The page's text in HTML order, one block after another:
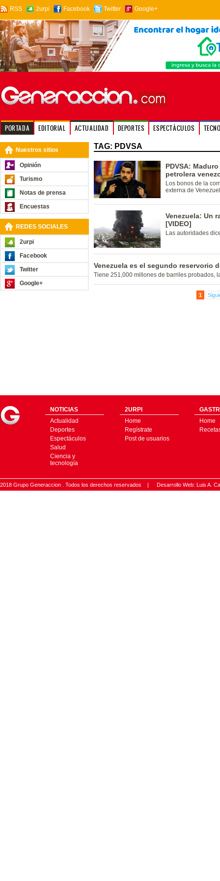
RSS 2urpi Facebook Twitter Google+
PORTADA EDITORIAL ACTUALIDAD DEPORTES ESPECTÁCULOS
Nuestros sitios
Opinión
Turismo
Notas de prensa
Encuestas
REDES SOCIALES
2urpi
Facebook
Twitter
Google+
TAG: PDVSA
PDVSA:
petrolera
Los bonos de la
externa de
Venezuela: Un
[VIDEO]
Las autoridades
Venezuela es el segundo reservorio
Tiene 251,000 millones de barriles probados,
1
NOTICIAS
Actualidad
Deportes
Espectáculos
Salud
Ciencia y
tecnología
2URPI
Home
Regístrate
Post de usuarios
Home
2018 Grupo Generaccion . Todos los derechos reservados | Desarrollo Web: Luis